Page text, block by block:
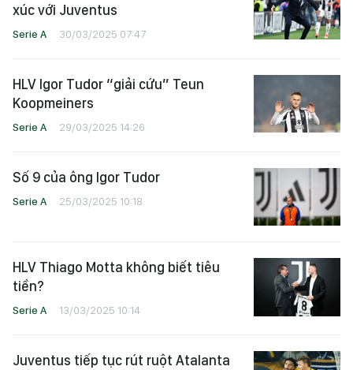
xúc với Juventus
Serie A 30/03/2025 07:47
HLV Igor Tudor “giải cứu” Teun
Koopmeiners
Serie A 29/03/2025 14:26
Số 9 của ông Igor Tudor
Serie A 25/03/2025 10:18
HLV Thiago Motta không biết tiêu
tiền?
Serie A 13/03/2025 10:14
Juventus tiếp tục rút ruột Atalanta